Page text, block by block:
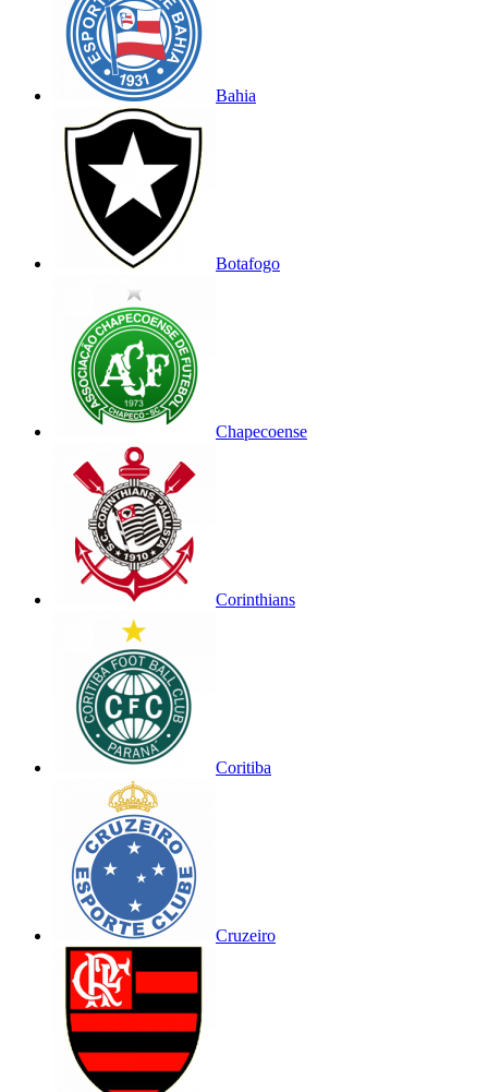
Bahia
Botafogo
Chapecoense
Corinthians
Coritiba
Cruzeiro